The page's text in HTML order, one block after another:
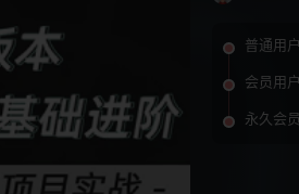
普通用
会员用
永久会